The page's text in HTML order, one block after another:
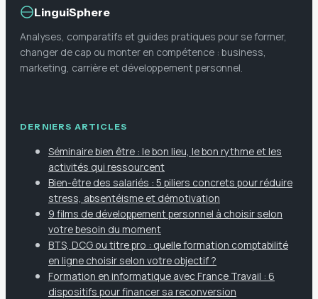
LinguiSphere
Analyses, comparatifs et guides pratiques pour se former,
changer de cap ou monter en compétence : business,
marketing, carrière et développement personnel.
DERNIERS ARTICLES
Séminaire bien être : le bon lieu, le bon rythme et les
activités qui ressourcent
Bien-être des salariés : 5 piliers concrets pour réduire
stress, absentéisme et démotivation
9 films de développement personnel à choisir selon
votre besoin du moment
BTS, DCG ou titre pro : quelle formation comptabilité
en ligne choisir selon votre objectif ?
Formation en informatique avec France Travail : 6
dispositifs pour financer sa reconversion